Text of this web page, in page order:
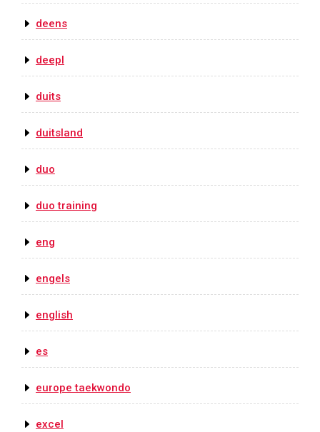
deens
deepl
duits
duitsland
duo
duo training
eng
engels
english
es
europe taekwondo
excel